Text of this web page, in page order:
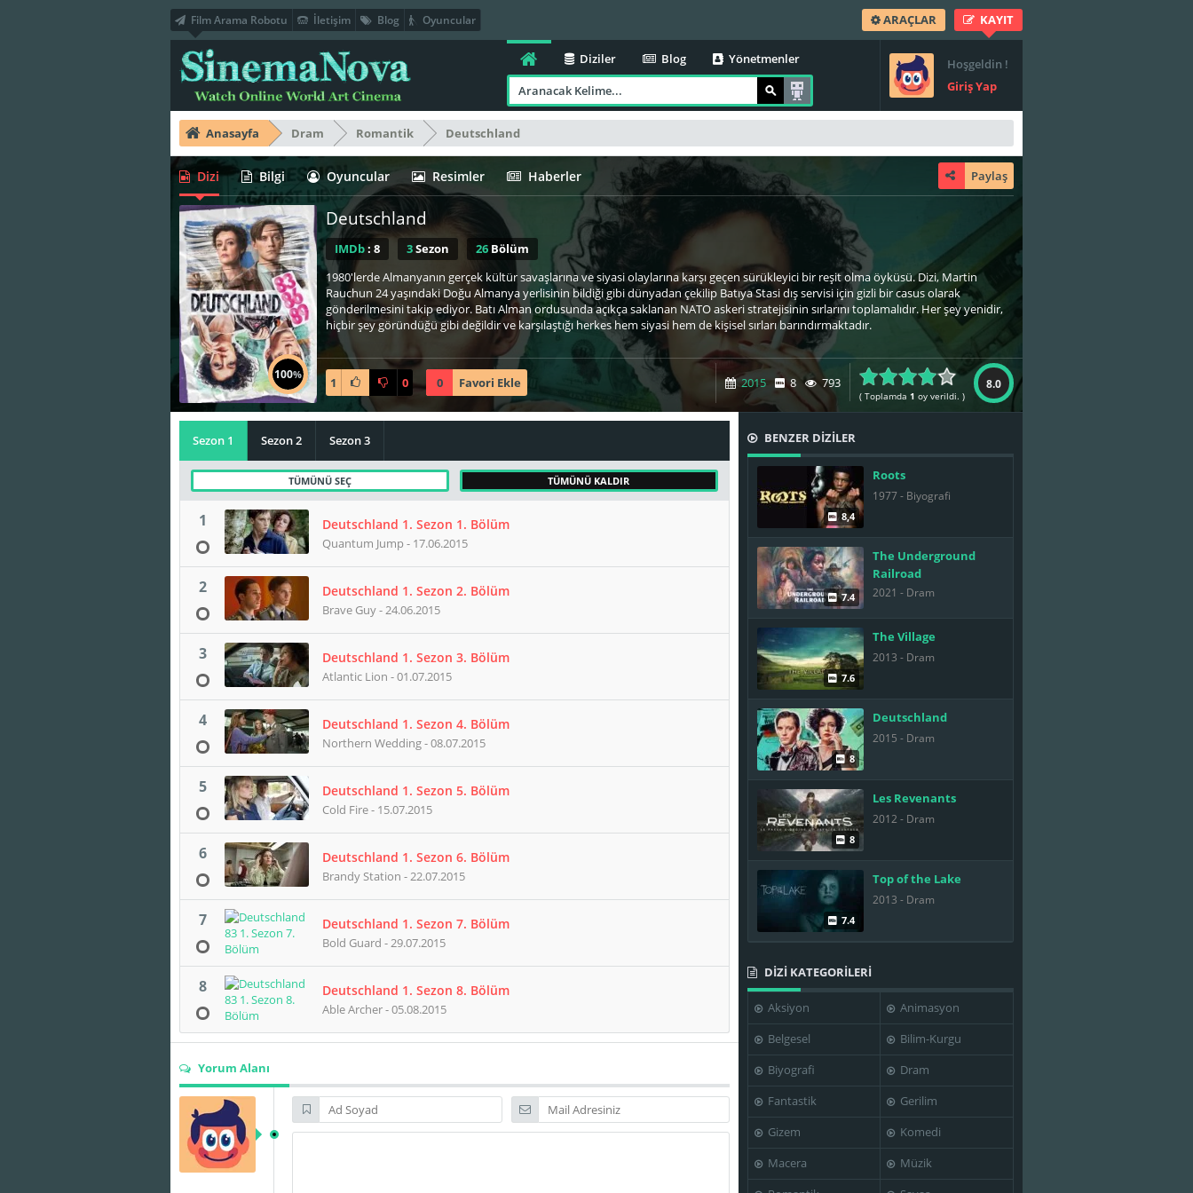
Film Arama Robotu İletişim Blog Oyuncular ARAÇLAR KAYIT
Hoşgeldin !
Giriş Yap
Diziler Blog Yönetmenler
Anasayfa Dram Romantik Deutschland
Dizi Bilgi Oyuncular Resimler Haberler
Deutschland
IMDb: 8 3Sezon 26 Bölüm
1980'lerde Almanyanın gerçek kültür savaşlarına ve siyasi olaylarına karşı geçen sürükleyici bir reşit olma öyküsü. Dizi, Martin
Rauchun 24 yaşındaki Doğu Almanya yerlisinin bildiği gibi dünyadan çekilip Batıya Stasi dış servisi için gizli bir casus olarak
gönderilmesini takip ediyor. Batı Alman ordusunda açıkça saklanan NATO askeri stratejisinin sırlarını toplamalıdır. Her şey yenidir,
hiçbir şey göründüğü gibi değildir ve karşılaştığı herkes hem siyasi hem de kişisel sırları barındırmaktadır.
100%
1 0 0 Favori Ekle 8.0
( Toplamda 1 oy verildi. )
2015 8 793
Paylaş
Sezon 1 Sezon 2 Sezon 3
TÜMÜNÜ SEÇ TÜMÜNÜ KALDIR
1 Deutschland 1. Sezon 1. Bölüm
Quantum Jump - 17.06.2015
2 Deutschland 1. Sezon 2. Bölüm
Brave Guy - 24.06.2015
3 Deutschland 1. Sezon 3. Bölüm
Atlantic Lion - 01.07.2015
4 Deutschland 1. Sezon 4. Bölüm
Northern Wedding - 08.07.2015
5 Deutschland 1. Sezon 5. Bölüm
Cold Fire - 15.07.2015
6 Deutschland 1. Sezon 6. Bölüm
Brandy Station - 22.07.2015
7 Deutschland 1. Sezon 7. Bölüm
Bold Guard - 29.07.2015
8 Deutschland 1. Sezon 8. Bölüm
Able Archer - 05.08.2015
Yorum Alanı
BENZER DİZİLER
8,4
Roots
1977 - Biyografi
7.4
The Underground
Railroad
2021 - Dram
7.6
The Village
2013 - Dram
8
Deutschland
2015 - Dram
8
Les Revenants
2012 - Dram
7.4
Top of the Lake
2013 - Dram
DİZİ KATEGORİLERİ
Aksiyon
Animasyon
Belgesel
Bilim-Kurgu
Biyografi
Dram
Fantastik
Gerilim
Gizem
Komedi
Macera
Müzik